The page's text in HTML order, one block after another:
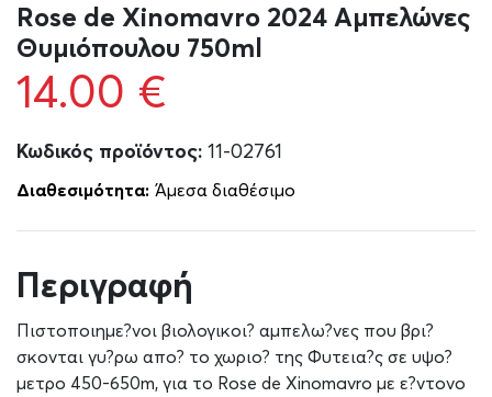
Rose de Xinomavro 2024 Αμπελώνες
Θυμιόπουλου 750ml
14.00 €
Κωδικός προϊόντος: 11-02761
Διαθεσιμότητα: Άμεσα διαθέσιμο
Περιγραφή
Πιστοποιημε?νοι βιολογικοι? αμπελω?νες που βρι?
σκονται γυ?ρω απο? το χωριο? της Φυτεια?ς σε υψο?
μετρο 450-650m, για το Rose de Xinomavro με ε?ντονο